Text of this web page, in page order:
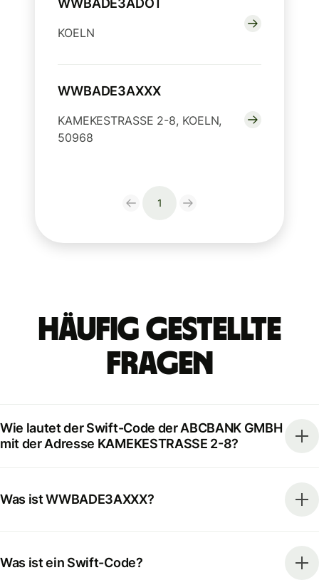
WWBADE3ADOT
KOELN
WWBADE3AXXX
KAMEKESTRASSE 2-8, KOELN,
50968
1
Häufig gestellte
Fragen
Wie lautet der Swift-Code der ABCBANK GMBH
mit der Adresse KAMEKESTRASSE 2-8?
Was ist WWBADE3AXXX?
Was ist ein Swift-Code?